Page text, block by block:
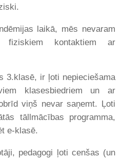
laikā, mēs nevaram
fiziskiem kontaktiem ar
3.klasē, ir ļoti nepieciešama
klasesbiedriem un ar
viņš nevar saņemt. Ļoti
tāllmācības programma,
e-klasē.
pedagogi ļoti cenšas (un